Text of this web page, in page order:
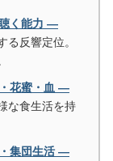
く能力 ―
反響定位。
花蜜・血 ―
な食生活を持
集団生活 ―